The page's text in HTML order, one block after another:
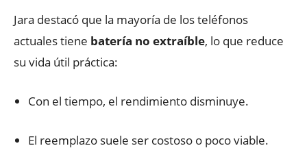
Jara destacó que la mayoría de los teléfonos
actuales tiene batería no extraíble, lo que reduce
su vida útil práctica:
Con el tiempo, el rendimiento disminuye.
El reemplazo suele ser costoso o poco viable.